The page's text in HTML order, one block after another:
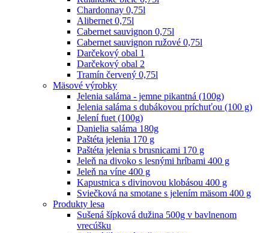
Chardonnay 0,75l
Alibernet 0,75l
Cabernet sauvignon 0,75l
Cabernet sauvignon ružové 0,75l
Darčekový obal 1
Darčekový obal 2
Tramín červený 0,75l
Mäsové výrobky
Jelenia saláma - jemne pikantná (100g)
Jelenia saláma s dubákovou príchuťou (100 g)
Jelení fuet (100g)
Danielia saláma 180g
Paštéta jelenia 170 g
Paštéta jelenia s brusnicami 170 g
Jeleň na divoko s lesnými hríbami 400 g
Jeleň na víne 400 g
Kapustnica s divinovou klobásou 400 g
Sviečková na smotane s jelením mäsom 400 g
Produkty lesa
Sušená šípková dužina 500g v bavlnenom
vrecúšku